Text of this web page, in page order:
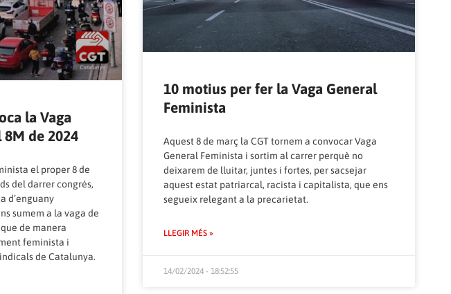
la Vaga
de 2024
el proper 8 de
del darrer congrés,
d’enguany
sumem a la vaga de
de manera
feminista i
de Catalunya.
10 motius per fer la Vaga General
Feminista
Aquest 8 de març la CGT tornem a convocar Vaga
General Feminista i sortim al carrer perquè no
deixarem de lluitar, juntes i fortes, per sacsejar
aquest estat patriarcal, racista i capitalista, que ens
segueix relegant a la precarietat.
LLEGIR MÉS »
14/02/2024 - 18:52:55